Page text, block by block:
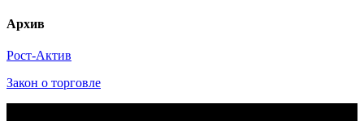
Архив
Рост-Актив
Закон о торговле